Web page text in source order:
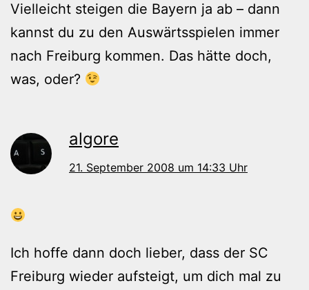
Vielleicht steigen die Bayern ja ab – dann
kannst du zu den Auswärtsspielen immer
nach Freiburg kommen. Das hätte doch,
was, oder?
algore
21. September 2008 um 14:33 Uhr
Ich hoffe dann doch lieber, dass der SC
Freiburg wieder aufsteigt, um dich mal zu